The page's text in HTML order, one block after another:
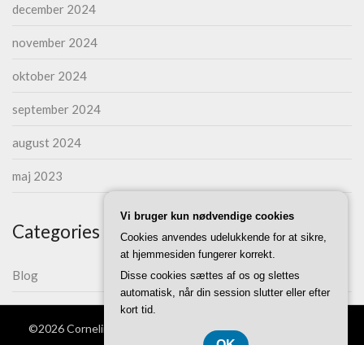
december 2024
november 2024
oktober 2024
september 2024
august 2024
maj 2023
Categories
Blog
©2026 Corneliius.dk | WordPress Theme by
Vi bruger kun nødvendige cookies
Cookies anvendes udelukkende for at sikre,
at hjemmesiden fungerer korrekt.
Disse cookies sættes af os og slettes
automatisk, når din session slutter eller efter
kort tid.